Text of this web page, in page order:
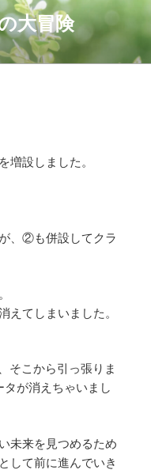
大冒険
増設しました。
、②も併設してクラ
えてしまいました。
そこから引っ張りま
が消えちゃいまし
未来を見つめるため
して前に進んでいき